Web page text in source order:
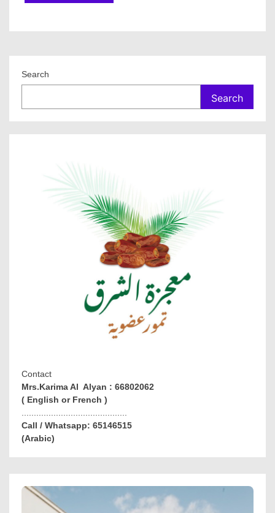
Search
Search
Contact
Mrs.Karima Al Alyan : 66802062
( English or French )
Call / Whatsapp: 65146515
(Arabic)